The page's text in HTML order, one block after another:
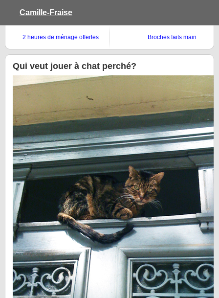
Camille-Fraise
2 heures de ménage offertes
Broches faits main
Qui veut jouer à chat perché?